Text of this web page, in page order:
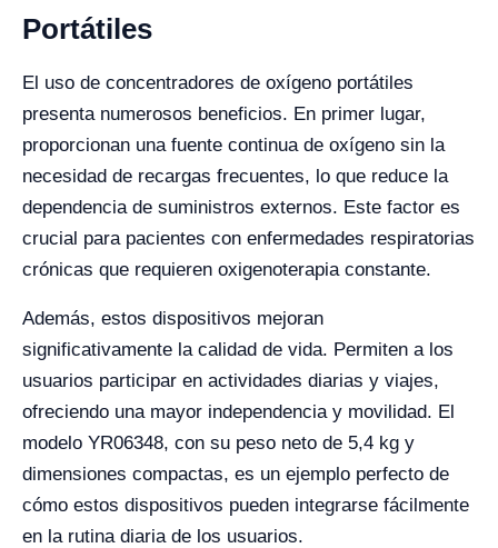
Portátiles
El uso de concentradores de oxígeno portátiles
presenta numerosos beneficios. En primer lugar,
proporcionan una fuente continua de oxígeno sin la
necesidad de recargas frecuentes, lo que reduce la
dependencia de suministros externos. Este factor es
crucial para pacientes con enfermedades respiratorias
crónicas que requieren oxigenoterapia constante.
Además, estos dispositivos mejoran
significativamente la calidad de vida. Permiten a los
usuarios participar en actividades diarias y viajes,
ofreciendo una mayor independencia y movilidad. El
modelo YR06348, con su peso neto de 5,4 kg y
dimensiones compactas, es un ejemplo perfecto de
cómo estos dispositivos pueden integrarse fácilmente
en la rutina diaria de los usuarios.